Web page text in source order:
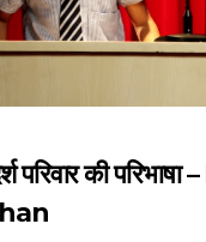
परिवार की